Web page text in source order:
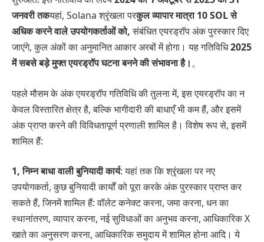
जनवरी तकयहां, Solana श्रृंखला परकुल व्यापार मात्रा 10 SOL से
अधिक करने वाले उपयोगकर्ताओं को,संबंधित एयरड्रॉप अंक पुरस्कार दिए
जाएंगे, कुल अंकों का अनुमानित आकार अरबों में होगा। यह गतिविधि2025
में सबसे बड़े मुफ्त एयरड्रॉप घटना बनने की संभावना है।。
पहले मौसम के अंक एयरड्रॉप गतिविधि की तुलना में, इस एयरड्रॉप का न
केवल विस्तारित क्षेत्र है, बल्कि भागीदारी की बाधाएँ भी कम हैं, और इसमें
अंक प्राप्त करने की विविधतापूर्ण प्रणाली शामिल है। विशेष रूप से, इसमें
शामिल हैं:
1, निम्न बाधा वाली बुनियादी कार्य: यहां तक कि श्रृंखला पर नए
उपयोगकर्ता, कुछ बुनियादी कार्यों को पूरा करके अंक पुरस्कार प्राप्त कर
सकते हैं, जिनमें शामिल हैं: वॉलेट कनेक्ट करना, जमा करना, धन का
स्थानांतरण, व्यापार करना, नई सुविधाओं का अनुभव करना, आधिकारिक X
खाते का अनुसरण करना, आधिकारिक समुदाय में शामिल होना आदि। ये